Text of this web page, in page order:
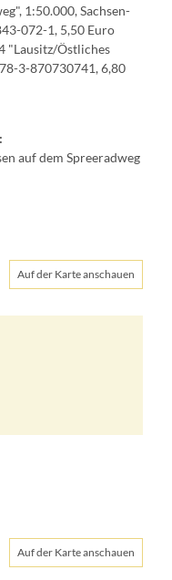
1:50.000, Sachsen-
072-1, 5,50 Euro
"Lausitz/Östliches
3-870730741, 6,80
auf dem Spreeradweg
Auf der Karte anschauen
Auf der Karte anschauen